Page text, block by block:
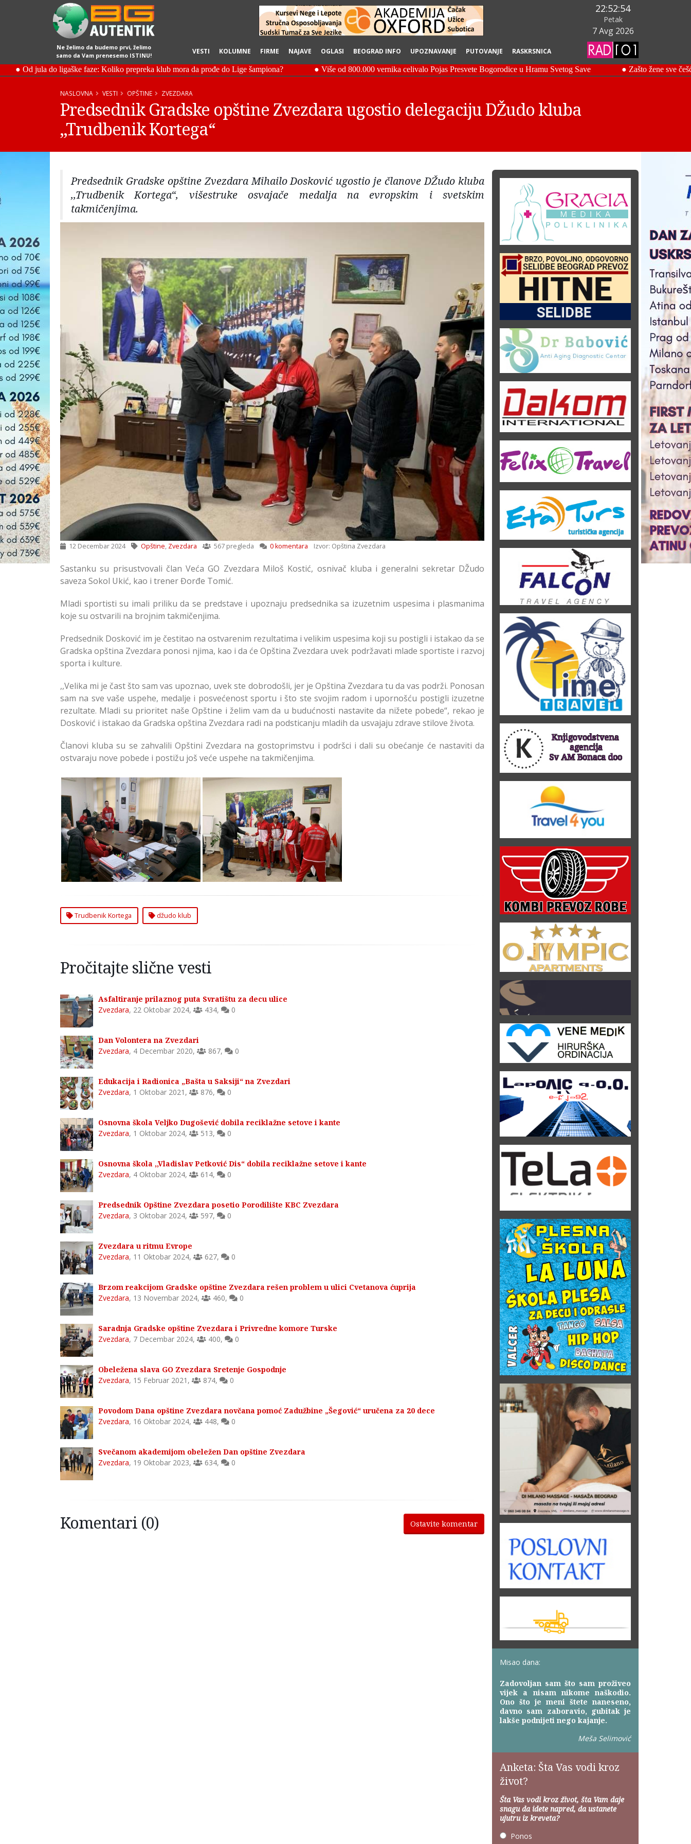
Ne želimo da budemo prvi, želimo
samo da Vam prenesemo ISTINU!
VESTI KOLUMNE FIRME NAJAVE OGLASI BEOGRAD INFO UPOZNAVANJE PUTOVANJE RASKRSNICA
22:52:55
Petak
7 Avg 2026
NASLOVNA VESTI OPŠTINE ZVEZDARA
Predsednik Gradske opštine Zvezdara ugostio delegaciju DŽudo kluba
,,Trudbenik Kortega“
Predsednik Gradske opštine Zvezdara Mihailo Dosković ugostio je članove DŽudo kluba
,,Trudbenik Kortega“, višestruke osvajače medalja na evropskim i svetskim
takmičenjima.
12 Decembar 2024 Opštine, Zvezdara 567 pregleda 0 komentara Izvor: Opština Zvezdara
Sastanku su prisustvovali član Veća GO Zvezdara Miloš Kostić, osnivač kluba i generalni sekretar DŽudo
saveza Sokol Ukić, kao i trener Đorđe Tomić.
Mladi sportisti su imali priliku da se predstave i upoznaju predsednika sa izuzetnim uspesima i plasmanima
koje su ostvarili na brojnim takmičenjima.
Predsednik Dosković im je čestitao na ostvarenim rezultatima i velikim uspesima koji su postigli i istakao da se
Gradska opština Zvezdara ponosi njima, kao i da će Opština Zvezdara uvek podržavati mlade sportiste i razvoj
sporta i kulture.
,,Velika mi je čast što sam vas upoznao, uvek ste dobrodošli, jer je Opština Zvezdara tu da vas podrži. Ponosan
sam na sve vaše uspehe, medalje i posvećenost sportu i što ste svojim radom i upornošću postigli izuzetne
rezultate. Mladi su prioritet naše Opštine i želim vam da u budućnosti nastavite da nižete pobede“, rekao je
Dosković i istakao da Gradska opština Zvezdara radi na podsticanju mladih da usvajaju zdrave stilove života.
Članovi kluba su se zahvalili Opštini Zvezdara na gostoprimstvu i podršci i dali su obećanje će nastaviti da
ostvaraju nove pobede i postižu još veće uspehe na takmičenjima.
Predsednik opštine Zvezdara
ugostio delegaciju DŽudo
kluba Trudbenik Kortega
Predsednik Zvezdare ugostio
delegaciju DŽudo kluba
Trudbenik Kortega
Trudbenik Kortega džudo klub
Pročitajte slične vesti
Asfaltiranje prilaznog puta Svratištu za decu ulice
Zvezdara, 22 Oktobar 2024, 434, 0
Dan Volontera na Zvezdari
Zvezdara, 4 Decembar 2020, 867, 0
Edukacija i Radionica „Bašta u Saksiji“ na Zvezdari
Zvezdara, 1 Oktobar 2021 , 876, 0
Osnovna škola Veljko Dugošević dobila reciklažne setove i kante
Zvezdara, 1 Oktobar 2024, 513, 0
Osnovna škola ,,Vladislav Petković Dis“ dobila reciklažne setove i kante
Zvezdara, 4 Oktobar 2024, 614, 0
Predsednik Opštine Zvezdara posetio Porodilište KBC Zvezdara
Zvezdara, 3 Oktobar 2024, 597, 0
Zvezdara u ritmu Evrope
Zvezdara, 11 Oktobar 2024, 627, 0
Brzom reakcijom Gradske opštine Zvezdara rešen problem u ulici Cvetanova ćuprija
Zvezdara, 13 Novembar 2024, 460, 0
Saradnja Gradske opštine Zvezdara i Privredne komore Turske
Zvezdara, 7 Decembar 2024, 400, 0
Obeležena slava GO Zvezdara Sretenje Gospodnje
Zvezdara, 15 Februar 2021 , 874, 0
Povodom Dana opštine Zvezdara novčana pomoć Zadužbine „Šegović“ uručena za 20 dece
Zvezdara, 16 Oktobar 2024, 448, 0
Svečanom akademijom obeležen Dan opštine Zvezdara
Zvezdara, 19 Oktobar 2023, 634, 0
Komentari (0) Ostavite komentar
Misao dana:
Zadovoljan sam što sam proživeo
vijek a nisam nikome naškodio.
Ono što je meni štete naneseno,
davno sam zaboravio, gubitak je
lakše podnijeti nego kajanje.
Meša Selimović
Anketa: Šta Vas vodi kroz
život?
Šta Vas vodi kroz život, šta Vam daje
snagu da idete napred, da ustanete
ujutru iz kreveta?
Ponos